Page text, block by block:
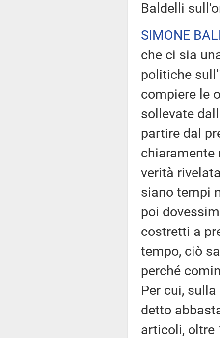
Baldelli
SIMONE
che ci sia
politiche
compiere le
sollevate
partire dal
chiaramente
verità
siano tempi
poi
costretti a
tempo, ciò
perché
Per cui,
detto
articoli, oltre